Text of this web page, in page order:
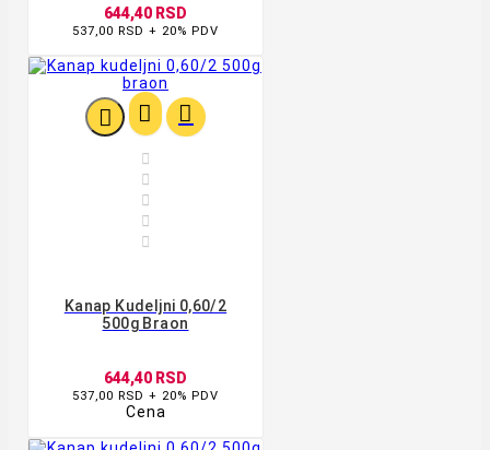
644,40 RSD
537,00 RSD + 20% PDV
  





Kanap Kudeljni 0,60/2
500g Braon
644,40 RSD
537,00 RSD + 20% PDV
Cena